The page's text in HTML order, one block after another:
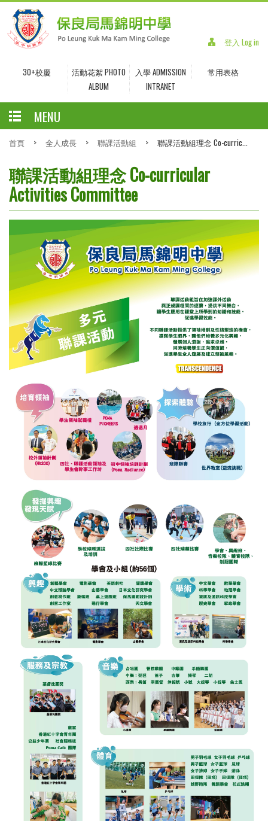
登入 Log in
30+校慶
活動花絮 PHOTO
ALBUM
入學 ADMISSION
常用表格
INTRANET
MENU
首頁 > 全人成長 > 聯課活動組 > 聯課活動組理念 Co-curric...
聯課活動組理念 Co-curricular
Activities Committee